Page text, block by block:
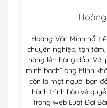
Hoàng Văn Minh nổi
chuyên nghiệp, tận
hàng lên hàng đầu. Với
minh bạch” ông Minh
còn là một người bạn
hành trình bảo vệ
Trang web Luật Đại